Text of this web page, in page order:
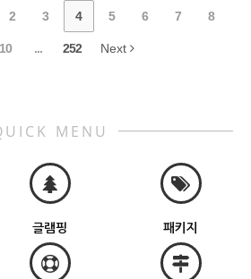
2 3 4 5 6 7 8
10 ... 252 Next
MENU
글램핑 패키지